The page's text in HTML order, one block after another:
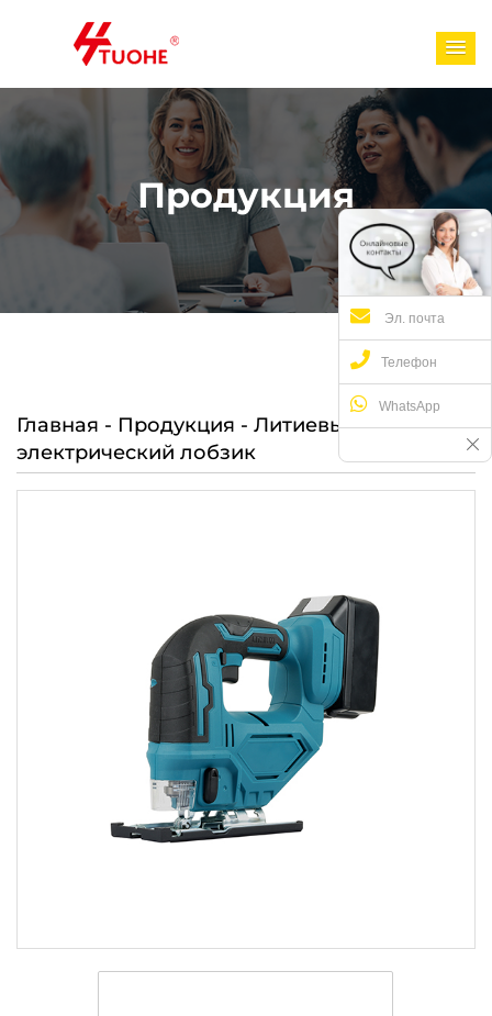
Продукция
Главная - Продукция - Литиевый
электрический лобзик
Эл. почта
Телефон
WhatsApp